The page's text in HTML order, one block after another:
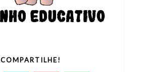
COMPARTILHE!